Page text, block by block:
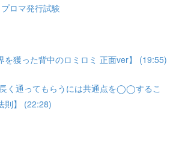
ロマ発行試験
を獲った背中のロミロミ 正面ver】 (19:55)
く通ってもらうには共通点を◯◯するこ
則】 (22:28)